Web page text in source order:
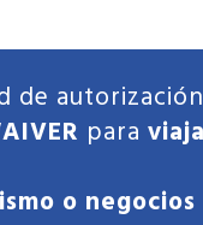
de autorización
para
o negocios